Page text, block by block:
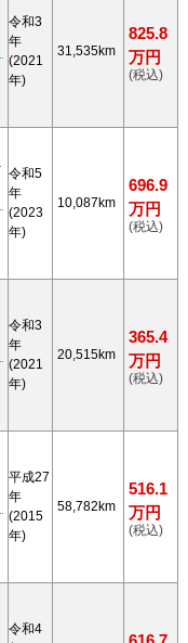
令和3
年
(2021
年)
31,535km
825.8
万円
(税込)
令和5
年
(2023
年)
10,087km
696.9
万円
(税込)
令和3
年
(2021
年)
20,515km
365.4
万円
(税込)
平成27
年
(2015
年)
58,782km
516.1
万円
(税込)
令和4